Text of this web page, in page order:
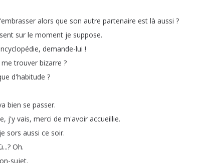
alors que son autre partenaire est là aussi ?
sent sur le moment je suppose.
, demande-lui !
me trouver bizarre ?
d'habitude ?
bien se passer.
, j'y vais, merci de m'avoir accueillie.
je sors aussi ce soir.
...? Oh.
sujet.